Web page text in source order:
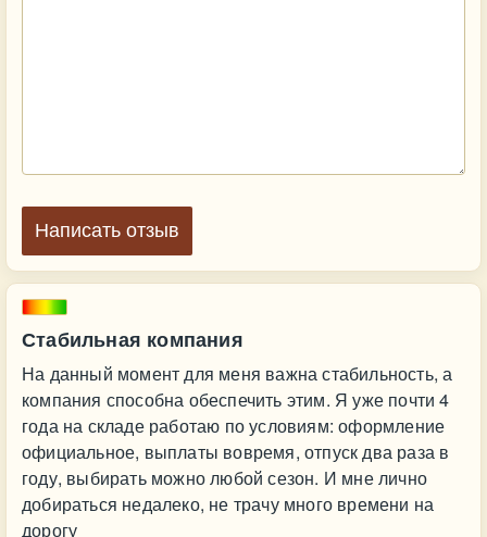
Стабильная компания
На данный момент для меня важна стабильность, а
компания способна обеспечить этим. Я уже почти 4
года на складе работаю по условиям: оформление
официальное, выплаты вовремя, отпуск два раза в
году, выбирать можно любой сезон. И мне лично
добираться недалеко, не трачу много времени на
дорогу
Написать отзыв